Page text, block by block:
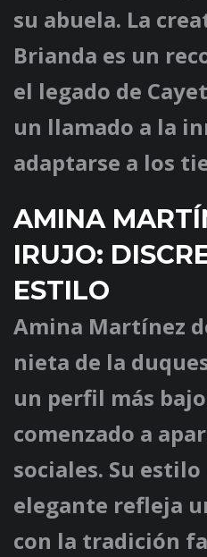
su abuela. La
Brianda es un
el legado de
un llamado a la
adaptarse a los
AMINA
IRUJO:
ESTILO
Amina Martínez
nieta de la
un perfil más
comenzado a
sociales. Su
elegante refleja
con la tradición